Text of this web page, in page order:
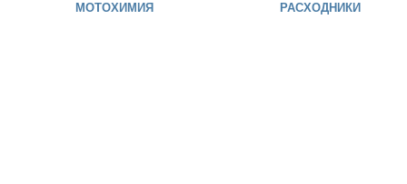
МОТОХИМИЯ РАСХОДНИКИ